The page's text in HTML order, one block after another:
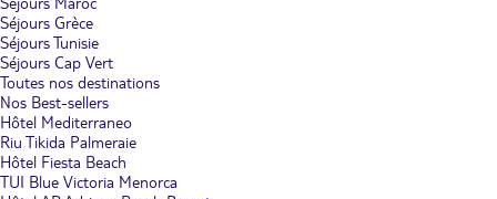
Séjours Grèce
Séjours Tunisie
Séjours Cap Vert
Toutes nos destinations
Nos Best-sellers
Hôtel Mediterraneo
Riu Tikida Palmeraie
Hôtel Fiesta Beach
TUI Blue Victoria Menorca